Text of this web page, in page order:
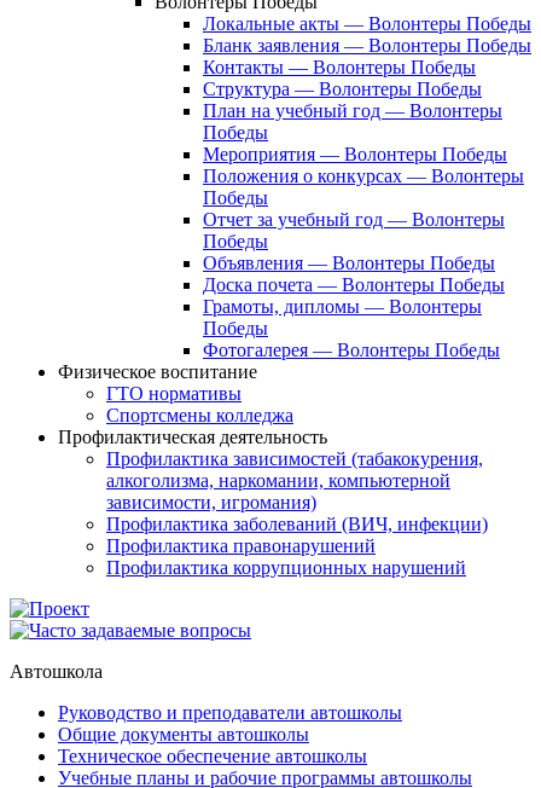
Локальные акты — Волонтеры Победы
Бланк заявления — Волонтеры Победы
Контакты — Волонтеры Победы
Структура — Волонтеры Победы
План на учебный год — Волонтеры
Победы
Мероприятия — Волонтеры Победы
Положения о конкурсах — Волонтеры
Победы
Отчет за учебный год — Волонтеры
Победы
Объявления — Волонтеры Победы
Доска почета — Волонтеры Победы
Грамоты, дипломы — Волонтеры
Победы
Фотогалерея — Волонтеры Победы
Физическое воспитание
ГТО нормативы
Спортсмены колледжа
Профилактическая деятельность
Профилактика зависимостей (табакокурения,
алкоголизма, наркомании, компьютерной
зависимости, игромания)
Профилактика заболеваний (ВИЧ, инфекции)
Профилактика правонарушений
Профилактика коррупционных нарушений
Автошкола
Руководство и преподаватели автошколы
Общие документы автошколы
Техническое обеспечение автошколы
Учебные планы и рабочие программы автошколы